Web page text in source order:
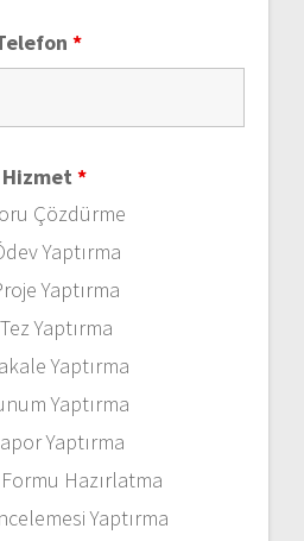
*
*
Çözdürme
Yaptırma
Yaptırma
Tez Yaptırma
Yaptırma
Yaptırma
Yaptırma
Hazırlatma
Yaptırma